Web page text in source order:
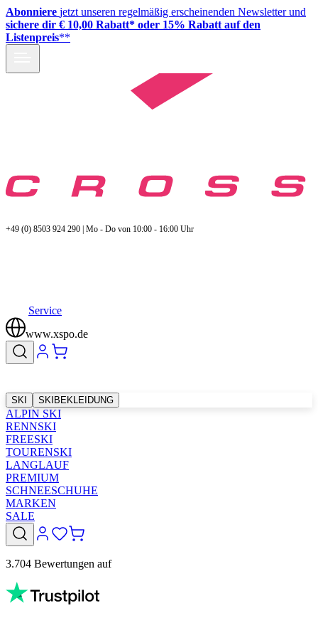
Abonniere jetzt unseren regelmäßig erscheinenden Newsletter und
sichere dir € 10,00 Rabatt* oder 15% Rabatt auf den
Listenpreis**
+49 (0) 8503 924 290 | Mo - Do von 10:00 - 16:00 Uhr
Service
www.xspo.de
SKI SKIBEKLEIDUNG
ALPIN SKI
RENNSKI
FREESKI
TOURENSKI
LANGLAUF
PREMIUM
SCHNEESCHUHE
MARKEN
SALE
3.704 Bewertungen auf